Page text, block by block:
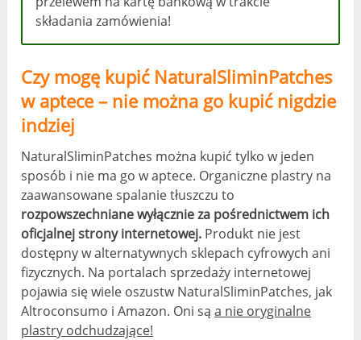
składania zamówienia!
Czy mogę kupić NaturalSliminPatches
w aptece – nie można go kupić nigdzie
indziej
NaturalSliminPatches można kupić tylko w jeden
sposób i nie ma go w aptece. Organiczne plastry na
zaawansowane spalanie tłuszczu to
rozpowszechniane wyłącznie za pośrednictwem ich
oficjalnej strony internetowej. Produkt nie jest
dostępny w alternatywnych sklepach cyfrowych ani
fizycznych. Na portalach sprzedaży internetowej
pojawia się wiele oszustw NaturalSliminPatches, jak
Altroconsumo i Amazon. Oni sąa nie oryginalne
plastry odchudzające!